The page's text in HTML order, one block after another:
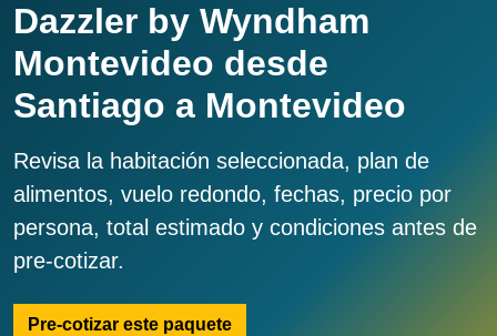
Dazzler by Wyndham
Montevideo desde
Santiago a Montevideo
Revisa la habitación seleccionada, plan de
alimentos, vuelo redondo, fechas, precio por
persona, total estimado y condiciones antes de
pre-cotizar.
Pre-cotizar este paquete